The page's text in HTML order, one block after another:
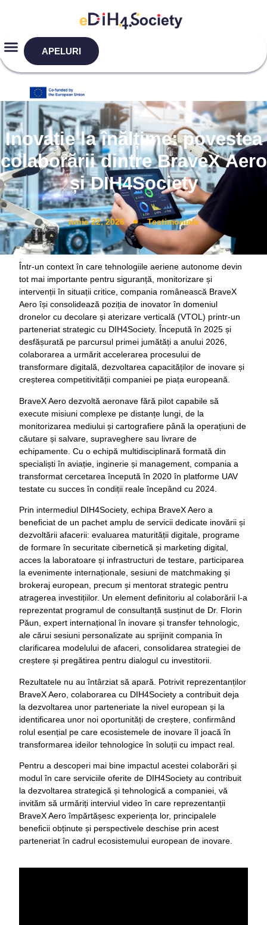
APELURI
Inovație la înălțime: povestea
colaborării dintre BraveX Aero
și DIH4Society
iunie 22, 2026 Testimoniale
Într-un context în care tehnologiile aeriene autonome devin
tot mai importante pentru siguranță, monitorizare și
intervenții în situații critice, compania românească BraveX
Aero își consolidează poziția de inovator în domeniul
dronelor cu decolare și aterizare verticală (VTOL) printr-un
parteneriat strategic cu DIH4Society. Începută în 2025 și
desfășurată pe parcursul primei jumătăți a anului 2026,
colaborarea a urmărit accelerarea procesului de
transformare digitală, dezvoltarea capacităților de inovare și
creșterea competitivității companiei pe piața europeană.
BraveX Aero dezvoltă aeronave fără pilot capabile să
execute misiuni complexe pe distanțe lungi, de la
monitorizarea mediului și cartografiere până la operațiuni de
căutare și salvare, supraveghere sau livrare de
echipamente. Cu o echipă multidisciplinară formată din
specialiști în aviație, inginerie și management, compania a
transformat cercetarea începută în 2020 în platforme UAV
testate cu succes în condiții reale începând cu 2024.
Prin intermediul DIH4Society, echipa BraveX Aero a
beneficiat de un pachet amplu de servicii dedicate inovării și
dezvoltării afacerii: evaluarea maturității digitale, programe
de formare în securitate cibernetică și marketing digital,
acces la laboratoare și infrastructuri de testare, participarea
la evenimente internaționale, sesiuni de matchmaking și
brokeraj european, precum și mentorat strategic pentru
atragerea investițiilor. Un element definitoriu al colaborării l-a
reprezentat programul de consultanță susținut de Dr. Florin
Păun, expert internațional în inovare și transfer tehnologic,
ale cărui sesiuni personalizate au sprijinit compania în
clarificarea modelului de afaceri, consolidarea strategiei de
creștere și pregătirea pentru dialogul cu investitorii.
Rezultatele nu au întârziat să apară. Potrivit reprezentanților
BraveX Aero, colaborarea cu DIH4Society a contribuit deja
la dezvoltarea unor parteneriate la nivel european și la
identificarea unor noi oportunități de creștere, confirmând
rolul esențial pe care ecosistemele de inovare îl joacă în
transformarea ideilor tehnologice în soluții cu impact real.
Pentru a descoperi mai bine impactul acestei colaborări și
modul în care serviciile oferite de DIH4Society au contribuit
la dezvoltarea strategică și tehnologică a companiei, vă
invităm să urmăriți interviul video în care reprezentanții
BraveX Aero împărtășesc experiența lor, principalele
beneficii obținute și perspectivele deschise prin acest
parteneriat în cadrul ecosistemului european de inovare.